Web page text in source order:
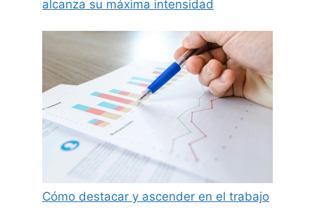
alcanza su máxima intensidad
Cómo destacar y ascender en el trabajo